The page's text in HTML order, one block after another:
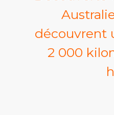
découvrent
2 000